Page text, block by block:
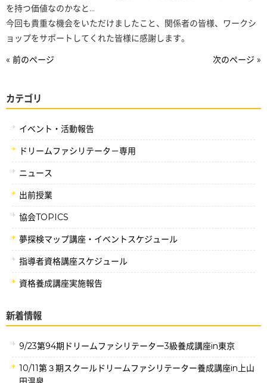
を持つ価値なのかなと…
今回も貴重な機会をいただけましたこと、関係者の皆様、ワークシ
ョップをサポートしてくれた皆様に感謝します。
« 前のページ
次のページ »
カテゴリ
イベント・活動報告
ドリームファシリテータ－専用
ニュース
出前授業
協会TOPICS
夢探検マップ講座・イベントスケジュール
指導者資格講座スケジュール
資格養成講座実施報告
新着情報
9/23第94期ドリームファシリテーター3級養成講座in東京
10/11第３期スクールドリームファシリテーター養成講座in上山